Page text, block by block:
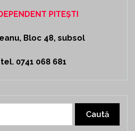
PITEȘTI
Bloc 48, subsol
0741 068 681